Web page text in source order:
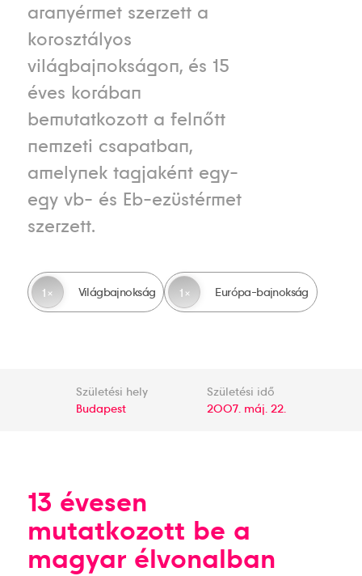
aranyérmet szerzett a
korosztályos
világbajnokságon, és 15
éves korában
bemutatkozott a felnőtt
nemzeti csapatban,
amelynek tagjaként egy-
egy vb- és Eb-ezüstérmet
szerzett.
1 Világbajnokság 1 Európa-bajnokság
Születési hely
Budapest
Születési idő
2007. máj. 22.
13 évesen
mutatkozott be a
magyar élvonalban